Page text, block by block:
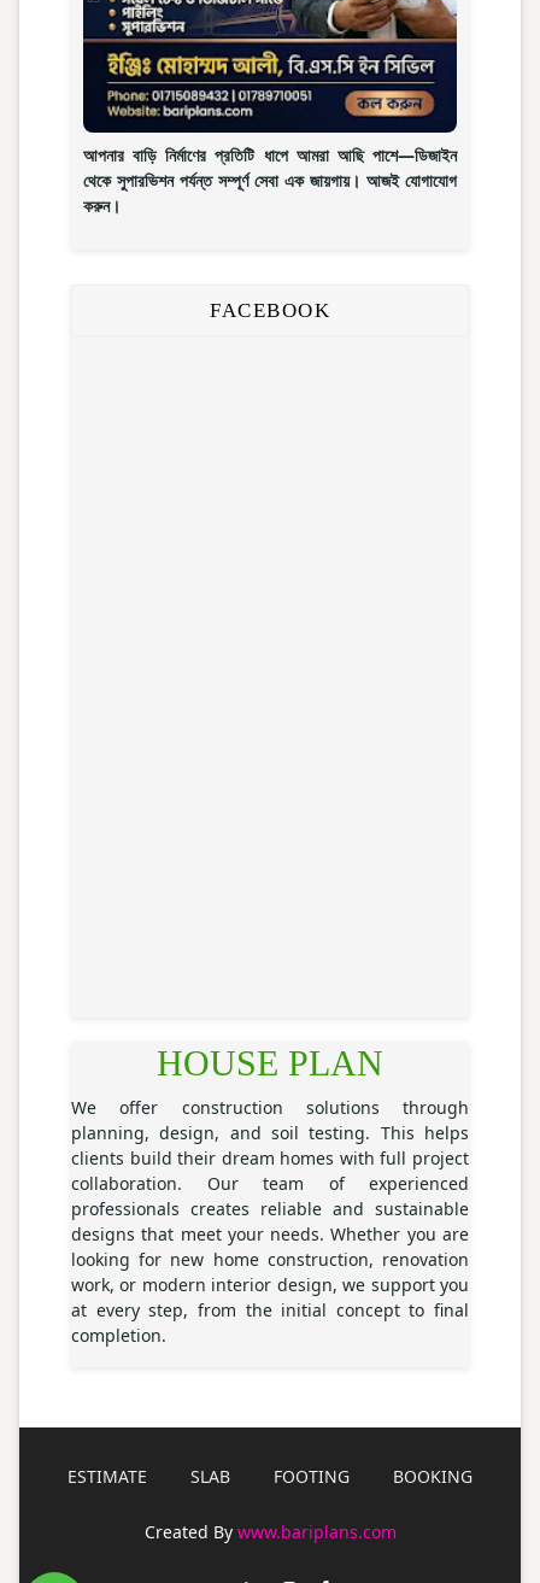
আপনার বাড়ি নির্মাণের প্রতিটি ধাপে আমরা আছি পাশে—ডিজাইন
থেকে সুপারভিশন পর্যন্ত সম্পূর্ণ সেবা এক জায়গায়। আজই যোগাযোগ
করুন।
FACEBOOK
HOUSE PLAN
We offer construction solutions through
planning, design, and soil testing. This helps
clients build their dream homes with full project
collaboration. Our team of experienced
professionals creates reliable and sustainable
designs that meet your needs. Whether you are
looking for new home construction, renovation
work, or modern interior design, we support you
at every step, from the initial concept to final
completion.
ESTIMATE SLAB FOOTING BOOKING
Created By www.bariplans.com